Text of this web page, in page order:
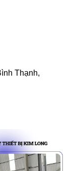
Thạnh,